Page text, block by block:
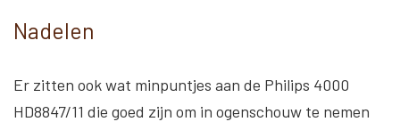
Nadelen
Er zitten ook wat minpuntjes aan de Philips 4000
HD8847/11 die goed zijn om in ogenschouw te nemen